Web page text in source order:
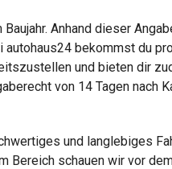
Anhand dieser
bekommst du
und bieten dir
von 14 Tagen nach
und langlebiges
Bereich schauen wir vor